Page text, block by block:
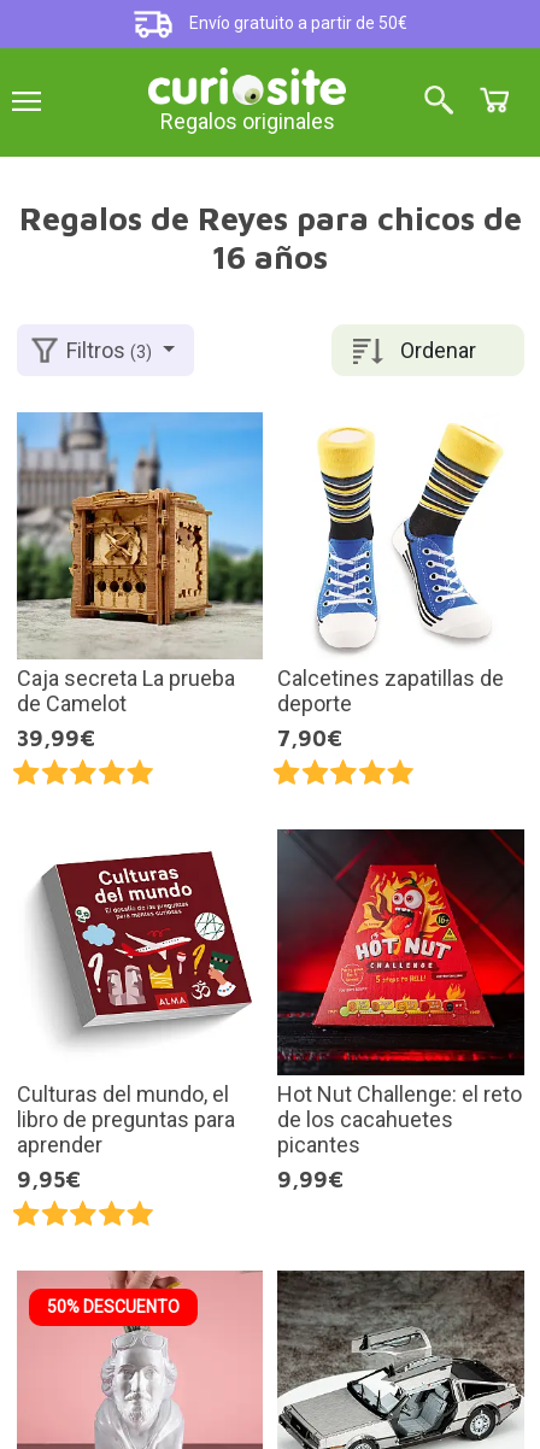
Envío gratuito a partir de 50€
Regalos originales
Regalos de Reyes para chicos de
16 años
Ordenar
Filtros(3)
Caja secreta La prueba
de Camelot
39,99€
Calcetines zapatillas de
deporte
7,90€
Culturas del mundo, el
libro de preguntas para
aprender
9,95€
Hot Nut Challenge: el reto
de los cacahuetes
picantes
9,99€
50% DESCUENTO